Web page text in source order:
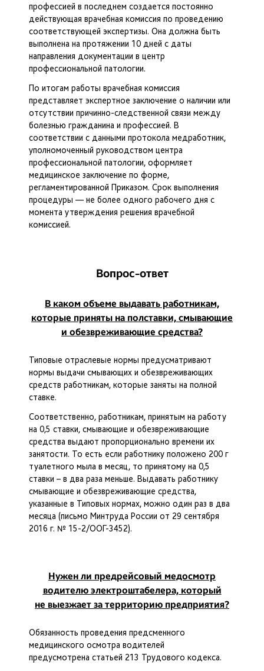
профессией в последнем создается постоянно
действующая врачебная комиссия по проведению
соответствующей экспертизы. Она должна быть
выполнена на протяжении 10 дней с даты
направления документации в центр
профессиональной патологии.
По итогам работы врачебная комиссия
представляет экспертное заключение о наличии или
отсутствии причинно-следственной связи между
болезнью гражданина и профессией. В
соответствии с данными протокола медработник,
уполномоченный руководством центра
профессиональной патологии, оформляет
медицинское заключение по форме,
регламентированной Приказом. Срок выполнения
процедуры — не более одного рабочего дня с
момента утверждения решения врачебной
комиссией.
Вопрос-ответ
В каком объеме выдавать работникам,
которые приняты на полставки, смывающие
и обезвреживающие средства?
Типовые отраслевые нормы предусматривают
нормы выдачи смывающих и обезвреживающих
средств работникам, которые заняты на полной
ставке.
Соответственно, работникам, принятым на работу
на 0,5 ставки, смывающие и обезвреживающие
средства выдают пропорционально времени их
занятости. То есть если работнику положено 200 г
туалетного мыла в месяц, то принятому на 0,5
ставки – в два раза меньше. Выдавать работнику
смывающие и обезвреживающие средства,
указанные в Типовых нормах, можно один раз в два
месяца (письмо Минтруда России от 29 сентября
2016 г. № 15-2/ООГ-3452).
Нужен ли предрейсовый медосмотр
водителю электроштабелера, который
не выезжает за территорию предприятия?
Обязанность проведения предсменного
медицинского осмотра водителей
предусмотрена статьей 213 Трудового кодекса.